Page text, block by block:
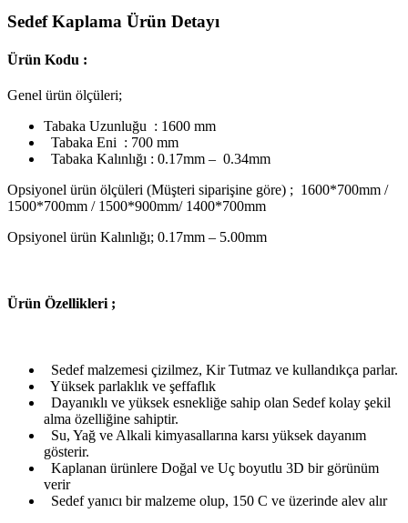
Sedef Kaplama Ürün Detayı
Ürün Kodu :
Genel ürün ölçüleri;
Tabaka Uzunluğu : 1600 mm
Tabaka Eni : 700 mm
Tabaka Kalınlığı : 0.17mm – 0.34mm
Opsiyonel ürün ölçüleri (Müşteri siparişine göre) ; 1600*700mm /
1500*700mm / 1500*900mm/ 1400*700mm
Opsiyonel ürün Kalınlığı; 0.17mm – 5.00mm
Ürün Özellikleri ;
Sedef malzemesi çizilmez, Kir Tutmaz ve kullandıkça parlar.
Yüksek parlaklık ve şeffaflık
Dayanıklı ve yüksek esnekliğe sahip olan Sedef kolay şekil
alma özelliğine sahiptir.
Su, Yağ ve Alkali kimyasallarına karsı yüksek dayanım
gösterir.
Kaplanan ürünlere Doğal ve Uç boyutlu 3D bir görünüm
verir
Sedef yanıcı bir malzeme olup, 150 C ve üzerinde alev alır